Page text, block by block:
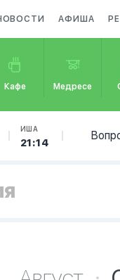
АФИША
Кафе Медресе
ИША
21:14